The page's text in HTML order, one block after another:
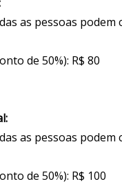
as pessoas
de 50%): R$ 80
as pessoas
de 50%): R$ 100